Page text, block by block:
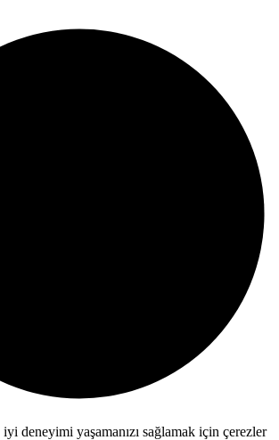
deneyimi yaşamanızı sağlamak için çerezler